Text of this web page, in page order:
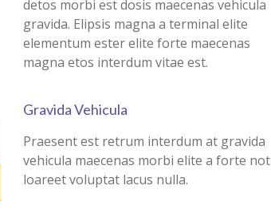
detos morbi est dosis maecenas vehicula
gravida. Elipsis magna a terminal elite
elementum ester elite forte maecenas
magna etos interdum vitae est.
Gravida Vehicula
Praesent est retrum interdum at gravida
vehicula maecenas morbi elite a forte not
loareet voluptat lacus nulla.